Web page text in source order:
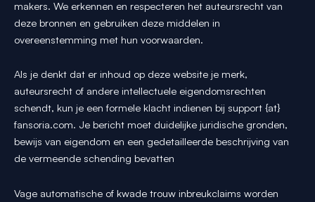
makers. We erkennen en respecteren het auteursrecht van
deze bronnen en gebruiken deze middelen in
overeenstemming met hun voorwaarden.
Als je denkt dat er inhoud op deze website je merk,
auteursrecht of andere intellectuele eigendomsrechten
schendt, kun je een formele klacht indienen bij support {at}
fansoria.com. Je bericht moet duidelijke juridische gronden,
bewijs van eigendom en een gedetailleerde beschrijving van
de vermeende schending bevatten
Vage automatische of kwade trouw inbreukclaims worden